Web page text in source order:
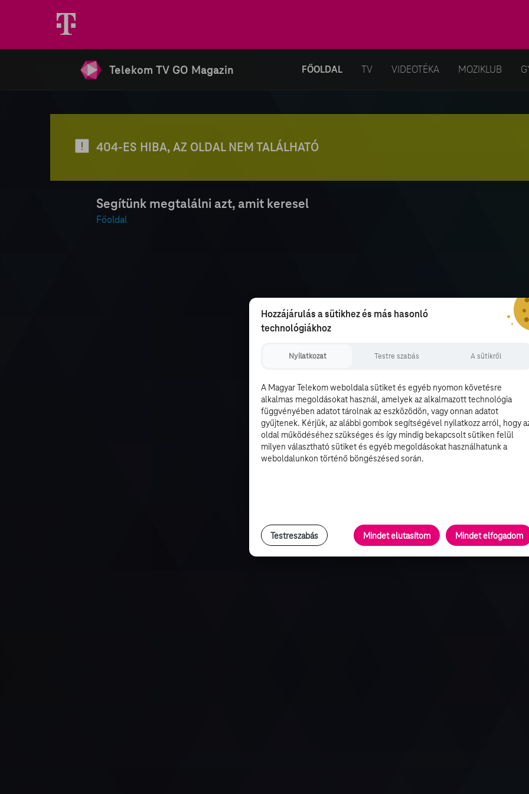
Telekom TV GO Magazin FŐOLDAL TV VIDEOTÉKA MOZIKLUB
404-ES HIBA, AZ OLDAL NEM TALÁLHATÓ
Segítünk megtalálni azt, amit keresel
Főoldal
Hozzájárulás a sütikhez és más hasonló
technológiákhoz
Nyilatkozat Testre szabás A sütikről
A Magyar Telekom weboldala sütiket és egyéb nyomon követésre
alkalmas megoldásokat használ, amelyek az alkalmazott technológia
függvényében adatot tárolnak az eszközödön, vagy onnan adatot
gyűjtenek. Kérjük, az alábbi gombok segítségével nyilatkozz arról, hogy
oldal működéséhez szükséges és így mindig bekapcsolt sütiken felül
milyen választható sütiket és egyéb megoldásokat használhatunk a
weboldalunkon történő böngészésed során.
Testreszabás Mindet elutasítom Mindet elfogadom